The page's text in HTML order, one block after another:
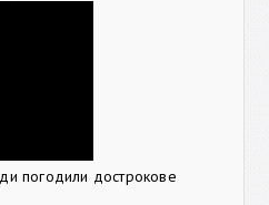
погодили дострокове